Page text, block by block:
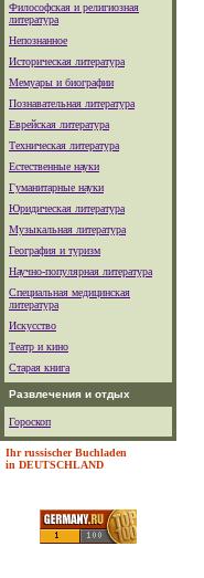
Философская и религиозная
литература
Непознанное
Историческая литература
Мемуары и биографии
Познавательная литература
Еврейская литература
Техническая литература
Естественные науки
Гуманитарные науки
Юридическая литература
Музыкальная литература
География и туризм
Научно-популярная литература
Специальная медицинская
литература
Искусство
Театр и кино
Старая книга
Развлечения и отдых
Гороскоп
Ihr russischer Buchladen
in DEUTSCHLAND